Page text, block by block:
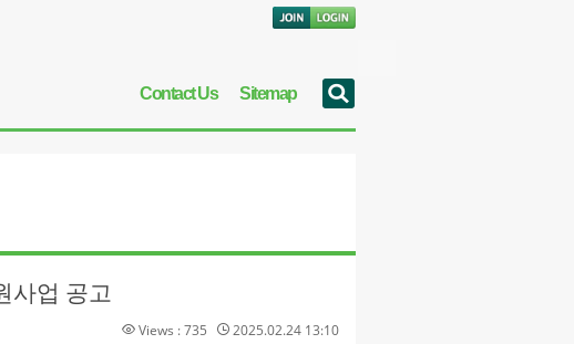
Contact Us Sitemap
사업 공고
2025.02.24 13:10
Views : 735